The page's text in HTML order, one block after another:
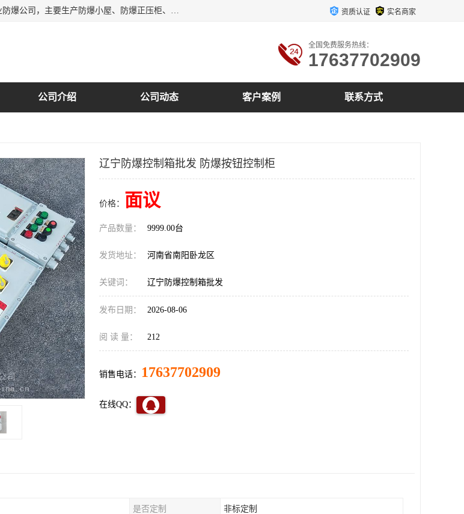
南阳首安防爆电气有限公司是一家集开发、生产、销售、安装、服务为一体的专业防爆公司，主要生产防爆小屋、防爆正压柜、防爆空调、防爆控制箱、防爆配电箱（柜），防爆正压系列，防爆灯具，防爆风机，防爆管件，粉尘防爆，防腐防尘防水等百余系列上千种防爆产品。 资质认证 实名商家
全国免费服务热线：
17637702909
公司介绍 公司动态 客户案例 联系方式
辽宁防爆控制箱批发 防爆按钮控制柜
价格： 面议
产品数量： 9999.00台
发货地址： 河南省南阳卧龙区
关键词： 辽宁防爆控制箱批发
发布日期： 2026-08-06
阅 读 量： 212
销售电话： 17637702909
在线QQ：
是否定制 非标定制